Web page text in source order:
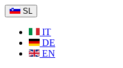
SL
IT
DE
EN